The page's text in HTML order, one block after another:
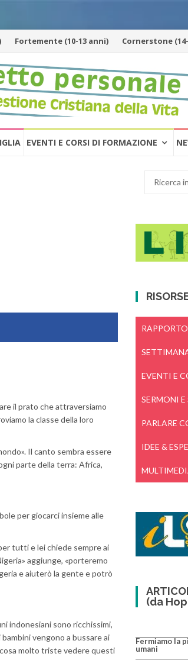
Fortemente (10-13 anni) Cornerstone
EVENTI E CORSI DI FORMAZIONE
il prato che attraversiamo
la classe della loro
Il canto sembra essere
parte della terra: Africa,
per giocarci insieme alle
tutti e lei chiede sempre ai
aggiunge, «porteremo
e aiuterò la gente e potrò
indonesiani sono ricchissimi,
vengono a bussare ai
molto triste vedere questi
EVENTI E
SERMONI E
PARLARE
IDEE &
(da
Fermiamo la
umani